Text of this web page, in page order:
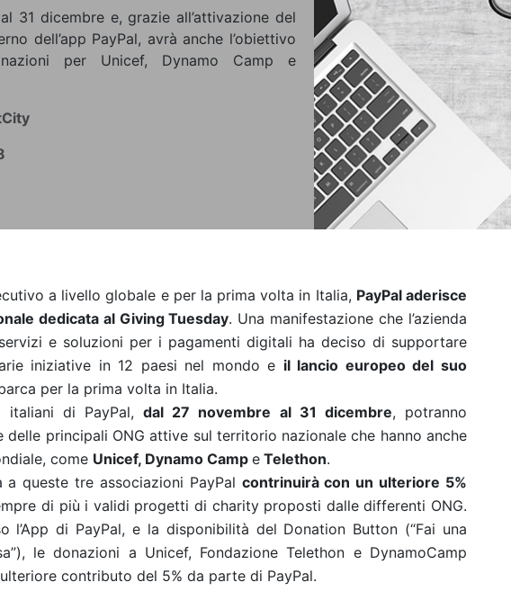
31 dicembre e, grazie all’attivazione del
dell’app PayPal, avrà anche l’obiettivo
per Unicef, Dynamo Camp e
a livello globale e per la prima volta in Italia, PayPal aderisce
dedicata al Giving Tuesday. Una manifestazione che l’azienda
e soluzioni per i pagamenti digitali ha deciso di supportare
iniziative in 12 paesi nel mondo e il lancio europeo del suo
per la prima volta in Italia.
italiani di PayPal,dal 27 novembre al 31 dicembre, potranno
principali ONG attive sul territorio nazionale che hanno anche
come Unicef, Dynamo Camp e Telethon.
queste tre associazioni PayPal contrinuirà con un ulteriore 5%
di più i validi progetti di charity proposti dalle differenti ONG.
l’App di PayPal, e la disponibilità del Donation Button (“Fai una
le donazioni a Unicef, Fondazione Telethon e DynamoCamp
contributo del 5% da parte di PayPal.